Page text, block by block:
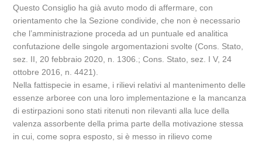
Questo Consiglio ha già avuto modo di affermare, con
orientamento che la Sezione condivide, che non è necessario
che l’amministrazione proceda ad un puntuale ed analitica
confutazione delle singole argomentazioni svolte (Cons. Stato,
sez. II, 20 febbraio 2020, n. 1306.; Cons. Stato, sez. I V, 24
ottobre 2016, n. 4421).
Nella fattispecie in esame, i rilievi relativi al mantenimento delle
essenze arboree con una loro implementazione e la mancanza
di estirpazioni sono stati ritenuti non rilevanti alla luce della
valenza assorbente della prima parte della motivazione stessa
in cui, come sopra esposto, si è messo in rilievo come